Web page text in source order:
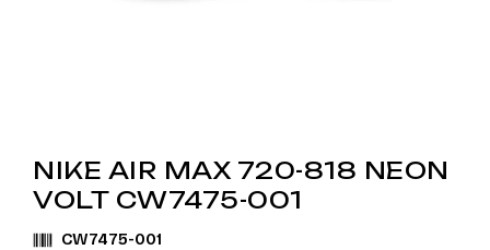
NIKE AIR MAX 720-818 NEON
VOLT CW7475-001
CW7475-001